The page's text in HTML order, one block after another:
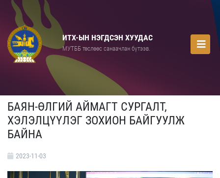
ИТХ-ЫН НЭГДСЭН ХУУДАС
МУТББ төслөөс санаачлан бүтээв.
БАЯН-ӨЛГИЙ АЙМАГТ СУРГАЛТ,
ХЭЛЭЛЦҮҮЛЭГ ЗОХИОН БАЙГУУЛЖ
БАЙНА
2023-11-03